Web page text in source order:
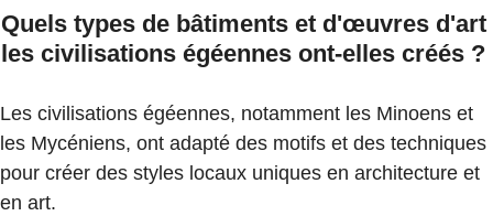
Quels types de bâtiments et d'œuvres d'art
les civilisations égéennes ont-elles créés ?
Les civilisations égéennes, notamment les Minoens et
les Mycéniens, ont adapté des motifs et des techniques
pour créer des styles locaux uniques en architecture et
en art.